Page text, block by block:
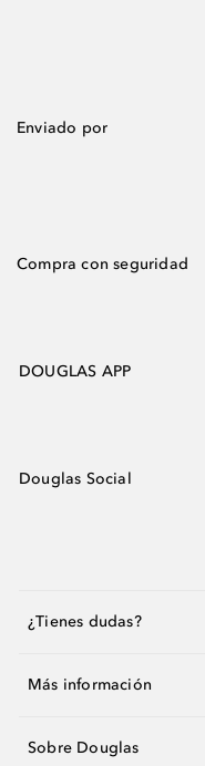
Enviado por
Compra con seguridad
DOUGLAS APP
Douglas Social
¿Tienes dudas?
Más información
Sobre Douglas